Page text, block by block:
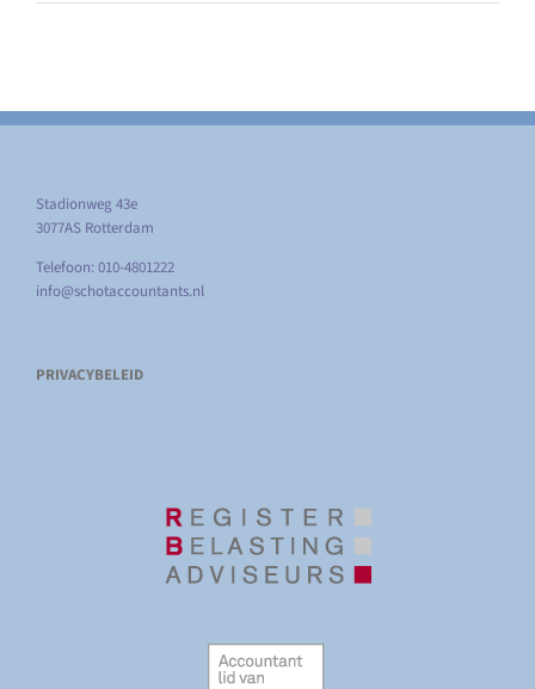
Stadionweg 43e
3077AS Rotterdam
Telefoon: 010-4801222
info@schotaccountants.nl
PRIVACYBELEID